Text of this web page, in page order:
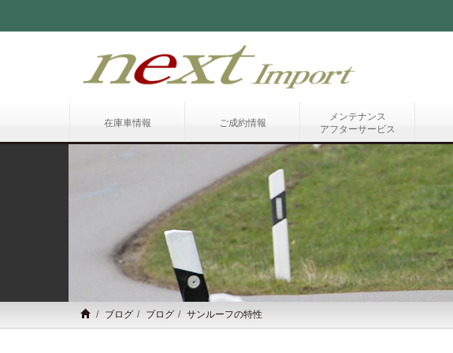
在庫車情報 ご成約情報
メンテナンス
アフターサービス
ブログ ブログ サンルーフの特性